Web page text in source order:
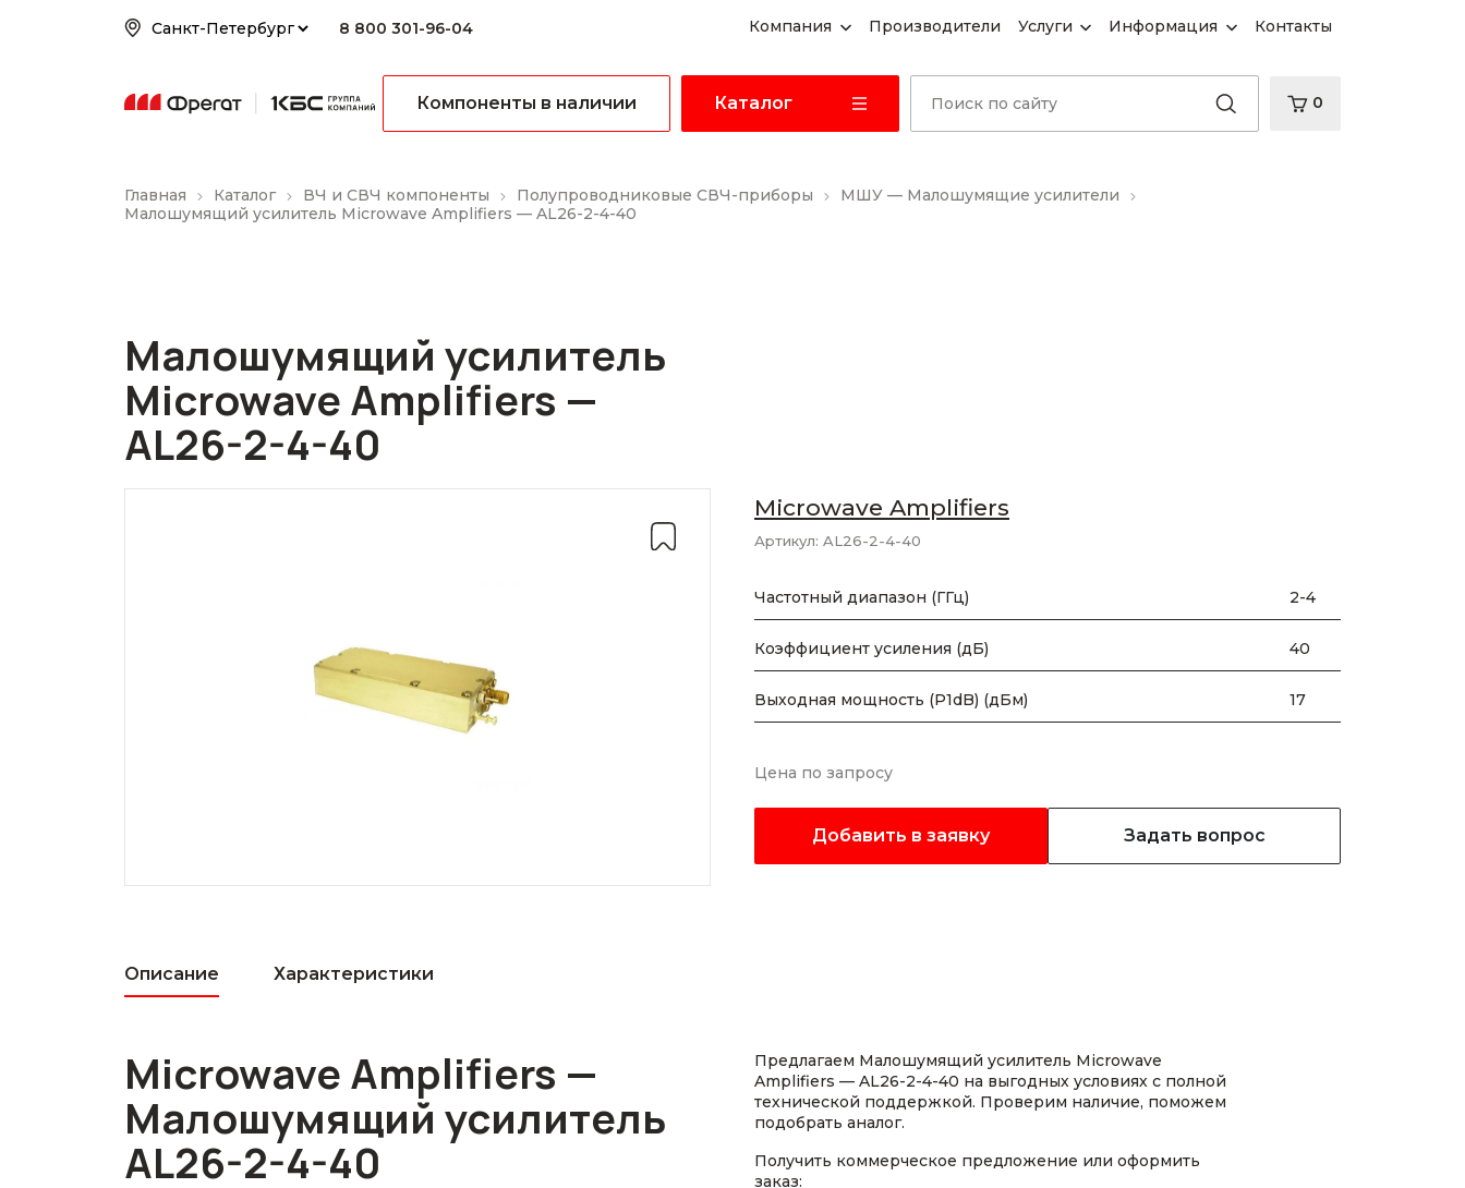
8 800 301-96-04 Компания Производители Услуги Информация Контакты
Компоненты в наличии Каталог 0
Главная Каталог ВЧ и СВЧ компоненты Полупроводниковые СВЧ-приборы
МШУ — Малошумящие усилители
Малошумящий усилитель Microwave Amplifiers — AL26-2-4-40
Малошумящий усилитель
Microwave Amplifiers —
AL26-2-4-40
Microwave Amplifiers
Артикул: AL26-2-4-40
Частотный диапазон (ГГц) 2-4
Коэффициент усиления (дБ) 40
Выходная мощность (P1dB) (дБм) 17
Цена по запросу
Добавить в заявку Задать вопрос
Описание Характеристики
Microwave Amplifiers —
Малошумящий усилитель
AL26-2-4-40
Предлагаем Малошумящий усилитель Microwave
Amplifiers — AL26-2-4-40 на выгодных условиях с полной
технической поддержкой. Проверим наличие, поможем
подобрать аналог.
Получить коммерческое предложение или оформить
заказ: